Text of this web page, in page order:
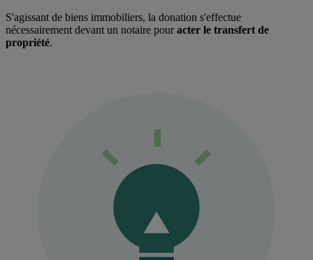
S'agissant de biens immobiliers, la donation s'effectue
nécessairement devant un notaire pouracter le transfert de
propriété.